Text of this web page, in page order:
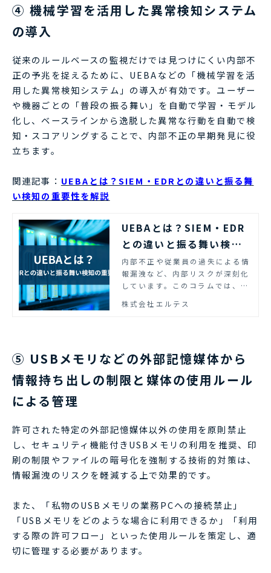
④ 機械学習を活用した異常検知システム
の導入
従来のルールベースの監視だけでは見つけにくい内部不
正の予兆を捉えるために、UEBAなどの「機械学習を活
用した異常検知システム」の導入が有効です。ユーザー
や機器ごとの「普段の振る舞い」を自動で学習・モデル
化し、ベースラインから逸脱した異常な行動を自動で検
知・スコアリングすることで、内部不正の早期発見に役
立ちます。
関連記事： UEBAとは？SIEM・EDRとの違いと振る舞
い検知の重要性を解説
UEBAとは？SIEM・EDR
との違いと振る舞い検知
の重要性を解説
内部不正や従業員の過失による情
報漏洩など、内部リスクが深刻化
しています。このコラムでは、内
て、その役割と重要性を解説しま
株式会社エルテス
⑤ USBメモリなどの外部記憶媒体から
情報持ち出しの制限と媒体の使用ルール
による管理
許可された特定の外部記憶媒体以外の使用を原則禁止
し、セキュリティ機能付きUSBメモリの利用を推奨、印
刷の制限やファイルの暗号化を強制する技術的対策は、
情報漏洩のリスクを軽減する上で効果的です。
また、「私物のUSBメモリの業務PCへの接続禁止」
「USBメモリをどのような場合に利用できるか」「利用
する際の許可フロー」といった使用ルールを策定し、適
切に管理する必要があります。